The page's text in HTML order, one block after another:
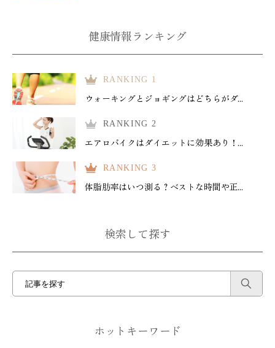
健康情報ランキング
RANKING 1
ウォーキングとジョギングはどちらがダ...
RANKING 2
エアロバイクはダイエットに効果あり！...
RANKING 3
体脂肪率はいつ測る？ベストな時間や正...
検索して探す
ホットキーワード